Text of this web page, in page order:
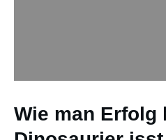
Wie man Erfolg